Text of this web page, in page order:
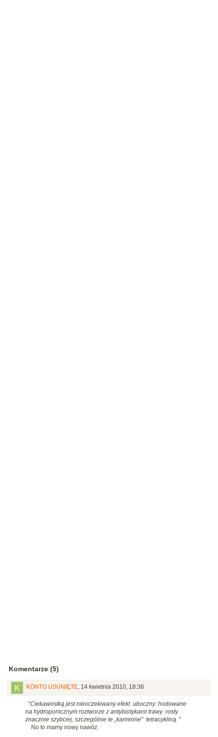
Komentarze (5)
KONTO USUNIĘTE, 14 kwietnia 2010, 18:36
"Ciekawostką jest nieoczekiwany efekt uboczny: hodowane
na hydroponicznym roztworze z antybiotykami trawy rosły
znacznie szybciej, szczególnie te „karmione" tetracykliną. "
No to mamy nowy nawóz.